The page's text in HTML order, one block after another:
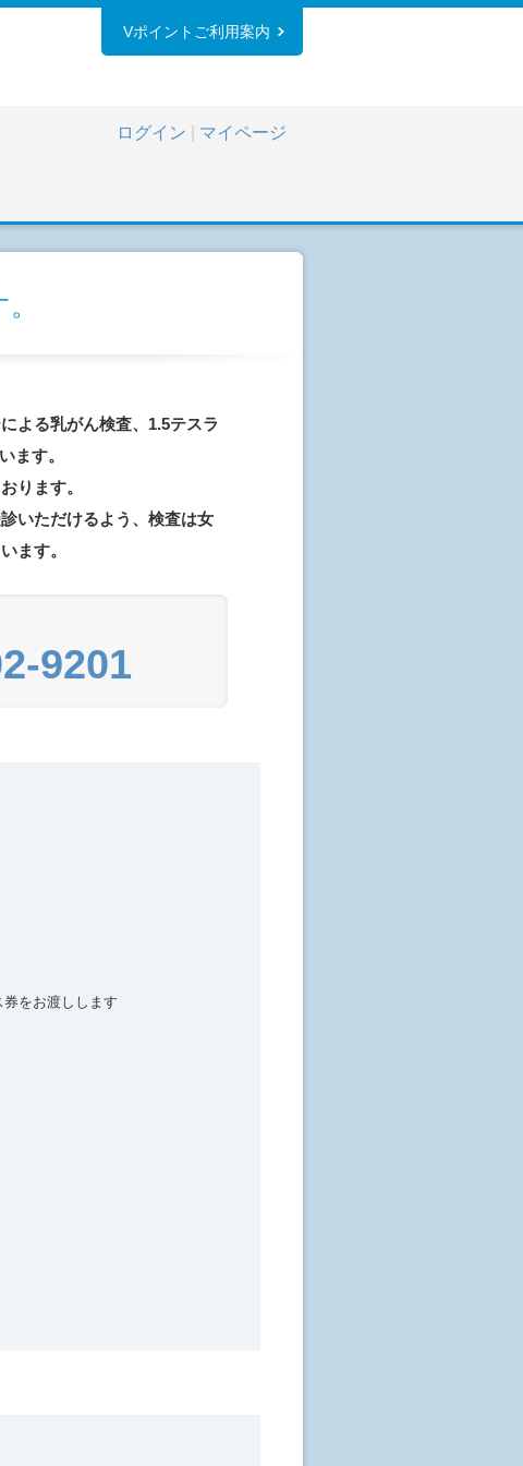
Vポイントご利用案内
ログイン マイページ
よる乳がん検査、1.5テスラ
ます。
ります。
いただけるよう、検査は女
ます。
9201
をお渡しします